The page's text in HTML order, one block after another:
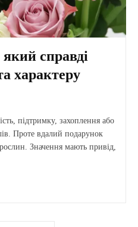
справді
характеру
підтримку, захоплення або
Проте вдалий подарунок
Значення мають привід,